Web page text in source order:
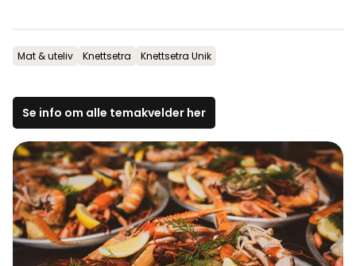
Nyttig informasjon
Aktuelt
Topp:8,0m/s
13°C
Dal:5,0m/s
16°C
Åpne heiser:0/41 Åpne løyper:0/70
Vær- og føredata er levert avfnugg,Yr, Meteorologisk institutt og
Mat & uteliv Knettsetra Knettsetra Unik
Se info om alle temakvelder her